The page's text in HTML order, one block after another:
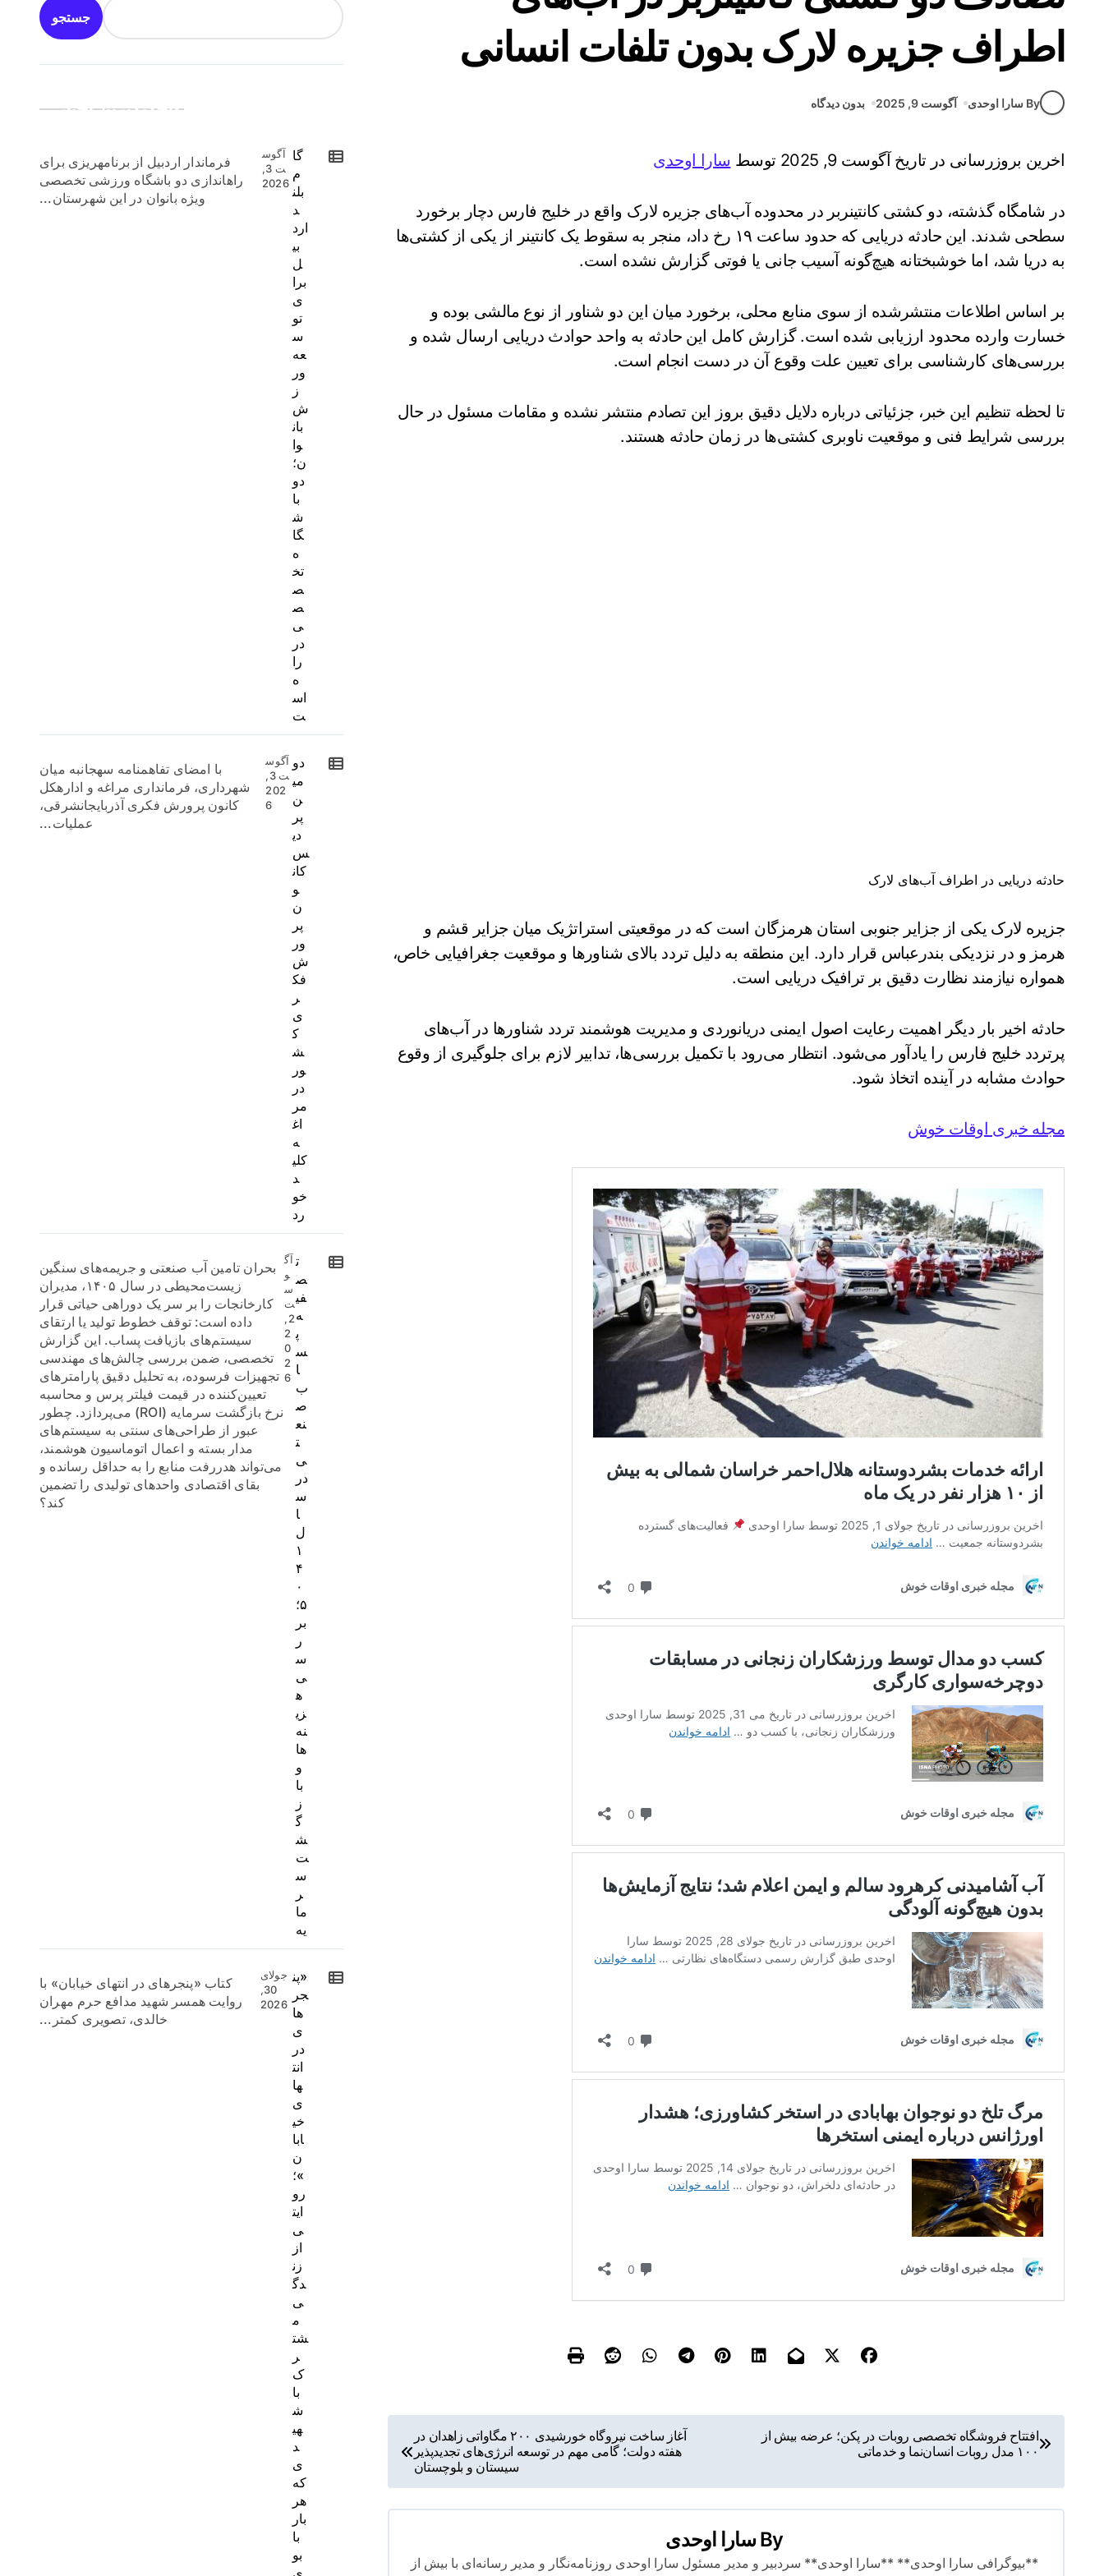
اطراف جزیره لارک بدون تلفات انسانی
By سارا اوحدی آگوست 9, 2025 بدون دیدگاه
اخرین بروزرسانی در تاریخ آگوست 9, 2025 توسط سارا اوحدی
در شامگاه گذشته، دو کشتی کانتینربر در محدوده آب‌های جزیره لارک واقع در خلیج فارس دچار برخورد
سطحی شدند. این حادثه دریایی که حدود ساعت ۱۹ رخ داد، منجر به سقوط یک کانتینر از یکی از کشتی‌ها
به دریا شد، اما خوشبختانه هیچ‌گونه آسیب جانی یا فوتی گزارش نشده است.
بر اساس اطلاعات منتشرشده از سوی منابع محلی، برخورد میان این دو شناور از نوع مالشی بوده و
خسارت وارده محدود ارزیابی شده است. گزارش کامل این حادثه به واحد حوادث دریایی ارسال شده و
بررسی‌های کارشناسی برای تعیین علت وقوع آن در دست انجام است.
تا لحظه تنظیم این خبر، جزئیاتی درباره دلایل دقیق بروز این تصادم منتشر نشده و مقامات مسئول در حال
بررسی شرایط فنی و موقعیت ناوبری کشتی‌ها در زمان حادثه هستند.
حادثه دریایی در اطراف‌ آب‌های لارک
جزیره لارک یکی از جزایر جنوبی استان هرمزگان است که در موقعیتی استراتژیک میان جزایر قشم و
هرمز و در نزدیکی بندرعباس قرار دارد. این منطقه به دلیل تردد بالای شناورها و موقعیت جغرافیایی خاص،
همواره نیازمند نظارت دقیق بر ترافیک دریایی است.
حادثه اخیر بار دیگر اهمیت رعایت اصول ایمنی دریانوردی و مدیریت هوشمند تردد شناورها در آب‌های
پرتردد خلیج فارس را یادآور می‌شود. انتظار می‌رود با تکمیل بررسی‌ها، تدابیر لازم برای جلوگیری از وقوع
حوادث مشابه در آینده اتخاذ شود.
مجله خبری اوقات خوش
ه
افتتاح فروشگاه تخصصی روبات در پکن؛ عرضه بیش از
۱۰۰ مدل روبات انسان‌نما و خدماتی
آغاز ساخت نیروگاه خورشیدی ۲۰۰ مگاواتی زاهدان در
هفته دولت؛ گامی مهم در توسعه انرژی‌های تجدیدپذیر
سیستان و بلوچستان
By سارا اوحدی
**بیوگرافی سارا اوحدی** **سارا اوحدی** سردبیر و مدیر مسئول سارا اوحدی روزنامه‌نگار و مدیر رسانه‌ای با بیش از
جستجو
جدیدترین اخبار:
گا
م
بلن
د
ارد
بی
ل
برا
ی
تو
س
عه
ور
ز
ش
بان
وا
ن؛
دو
با
ش
گا
ه
تخ
ص
ص
ی
در
را
ه
اس
ت
آگوس
ت 3,
2026
فرماندار اردبیل از برنامهریزی برای
راهاندازی دو باشگاه ورزشی تخصصی
ویژه بانوان در این شهرستان...
دو
می
ن
پر
دی
س
کان
و
ن
پر
ور
ش
فک
ر
ی
ک
ش
ور
در
مر
اغ
ه
کلی
د
خو
رد
آگوس
ت 3,
202
6
با امضای تفاهمنامه سهجانبه میان
شهرداری، فرمانداری مراغه و ادارهکل
کانون پرورش فکری آذربایجانشرقی،
عملیات...
ت
ص
فی
ه
پ
س
ا
ب
ص
نع
ت
ی
در
س
ا
ل
۱
۴
۰
۵؛
بر
ر
س
ی
ه
زی
نه‌
ها
و
با
ز
گ
ش
ت
س
ر
ما
یه
آگ
و
س
ت
2,
2
0
2
6
بحران تامین آب صنعتی و جریمه‌های سنگین
زیست‌محیطی در سال ۱۴۰۵، مدیران
کارخانجات را بر سر یک دوراهی حیاتی قرار
داده است: توقف خطوط تولید یا ارتقای
سیستم‌های بازیافت پساب. این گزارش
تخصصی، ضمن بررسی چالش‌های مهندسی
تجهیزات فرسوده، به تحلیل دقیق پارامترهای
تعیین‌کننده در قیمت فیلتر پرس و محاسبه
نرخ بازگشت سرمایه (ROI) می‌پردازد. چطور
عبور از طراحی‌های سنتی به سیستم‌های
مدار بسته و اعمال اتوماسیون هوشمند،
می‌تواند هدررفت منابع را به حداقل رسانده و
بقای اقتصادی واحدهای تولیدی را تضمین
کند؟
«پن
جر
ها
ی
در
انت
ها
ی
خی
ابا
ن
»؛
رو
ایت
ی
از
زن
دگ
ی
م
شت
ر
ک
با
ش
هی
د
ی
که
هر
بار
با
بو
ی
جولای
30,
2026
کتاب «پنجرهای در انتهای خیابان» با
روایت همسر شهید مدافع حرم مهران
خالدی، تصویری کمتر...